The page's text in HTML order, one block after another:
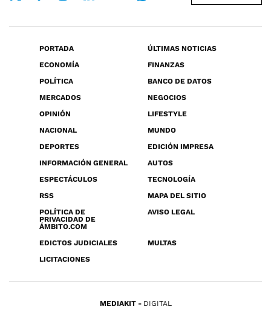
PORTADA
ÚLTIMAS NOTICIAS
ECONOMÍA
FINANZAS
POLÍTICA
BANCO DE DATOS
MERCADOS
NEGOCIOS
OPINIÓN
LIFESTYLE
NACIONAL
MUNDO
DEPORTES
EDICIÓN IMPRESA
INFORMACIÓN GENERAL
AUTOS
ESPECTÁCULOS
TECNOLOGÍA
RSS
MAPA DEL SITIO
POLÍTICA DE
PRIVACIDAD DE
ÁMBITO.COM
AVISO LEGAL
EDICTOS JUDICIALES
MULTAS
LICITACIONES
MEDIAKIT DIGITAL